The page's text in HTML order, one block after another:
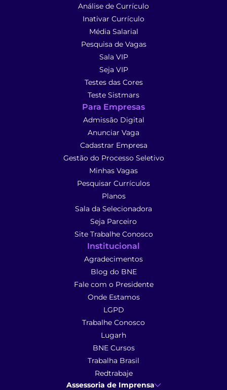
Análise de Currículo
Inativar Currículo
Média Salarial
Pesquisa de Vagas
Sala VIP
Seja VIP
Testes das Cores
Teste Sistmars
Para Empresas
Admissão Digital
Anunciar Vaga
Cadastrar Empresa
Gestão do Processo Seletivo
Minhas Vagas
Pesquisar Currículos
Planos
Sala da Selecionadora
Seja Parceiro
Site Trabalhe Conosco
Institucional
Agradecimentos
Blog do BNE
Fale com o Presidente
Onde Estamos
LGPD
Trabalhe Conosco
Lugarh
BNE Cursos
Trabalha Brasil
Redtrabaje
Assessoria de Imprensa